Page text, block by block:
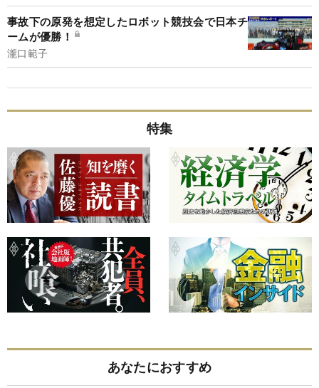
事故下の原発を想定したロボット競技会で日本チ
ームが優勝！
瀧口範子
特集
あなたにおすすめ